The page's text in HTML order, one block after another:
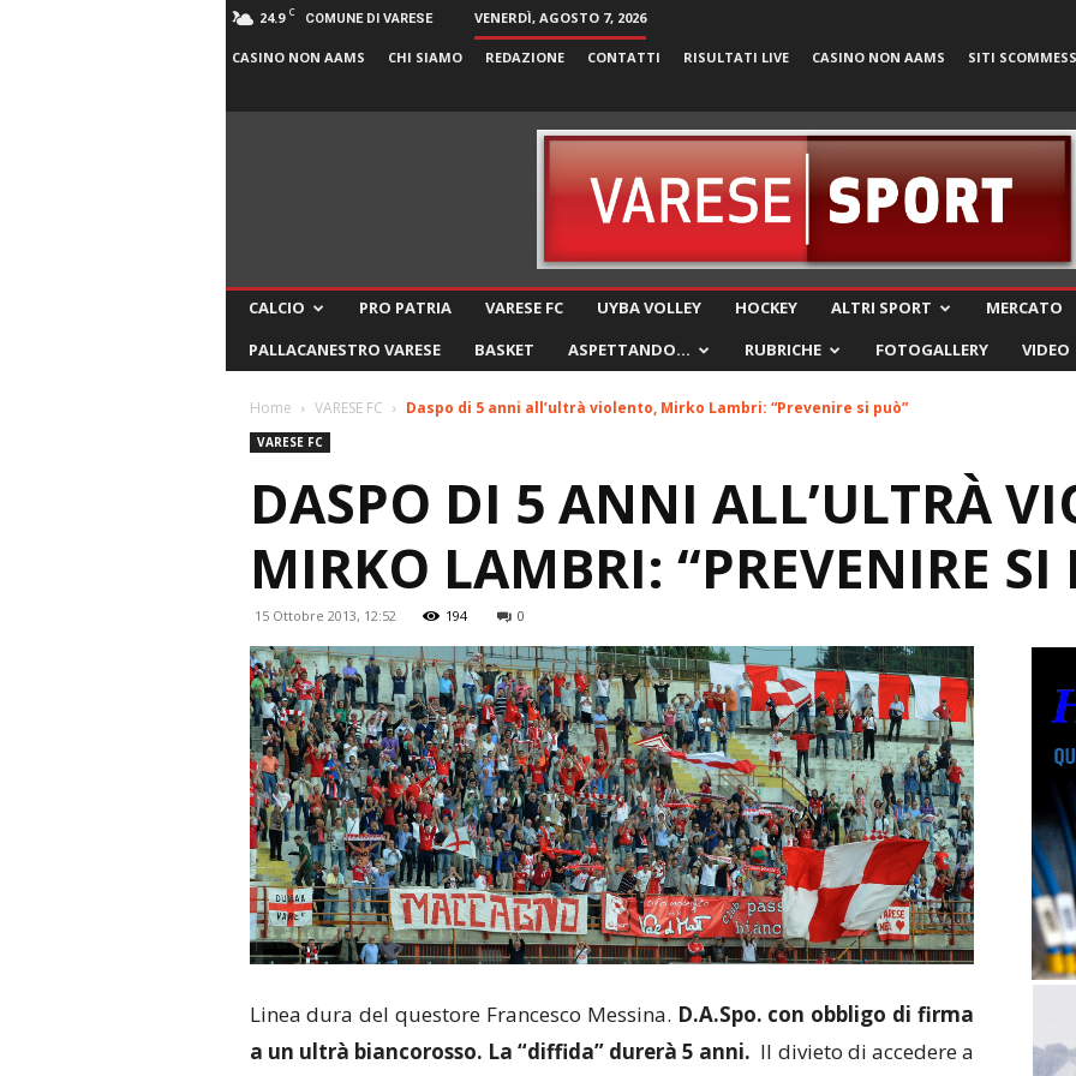
24.9 C COMUNE DI VARESE VENERDÌ, AGOSTO 7, 2026
CASINO NON AAMS CHI SIAMO REDAZIONE CONTATTI RISULTATI LIVE CASINO NON AAMS SITI
CALCIO PRO PATRIA VARESE FC UYBA VOLLEY HOCKEY ALTRI SPORT
MERCATO
PALLACANESTRO VARESE
BASKET ASPETTANDO… RUBRICHE FOTOGALLERY VIDEO
Home VARESE FC Daspo di 5 anni all’ultrà violento, Mirko Lambri: “Prevenire si può”
VARESE FC
DASPO DI 5 ANNI ALL’ULTRÀ
MIRKO LAMBRI: “PREVENIRE SI
15 Ottobre 2013, 12:52 194 0
Linea dura del questore Francesco Messina. D.A.Spo. con obbligo di firma
a un ultrà biancorosso. La “diffida” durerà 5 anni. Il divieto di accedere a